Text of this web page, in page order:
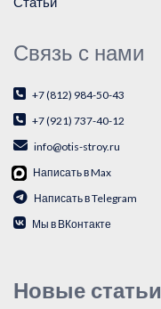
Связь с нами
+7 (812) 984-50-43
+7 (921) 737-40-12
info@otis-stroy.ru
Написать в Max
Написать в Telegram
Мы в ВКонтакте
Новые статьи